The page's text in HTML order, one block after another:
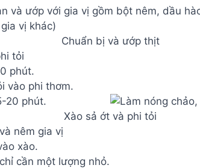
Chuẩn bị và ướp thịt
tỏi
phút.
vào phi thơm.
Xào sả ớt và phi tỏi
nêm gia vị
xào.
cần một lượng nhỏ.